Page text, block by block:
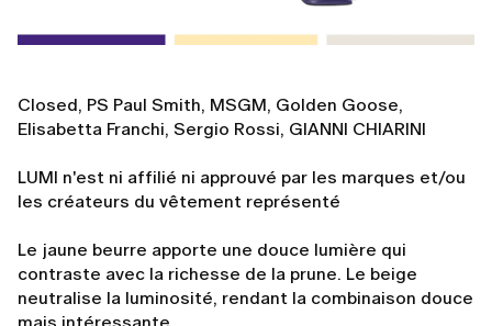
Closed, PS Paul Smith, MSGM, Golden Goose,
Elisabetta Franchi, Sergio Rossi, GIANNI CHIARINI
LUMI n'est ni affilié ni approuvé par les marques et/ou
les créateurs du vêtement représenté
Le jaune beurre apporte une douce lumière qui
contraste avec la richesse de la prune. Le beige
neutralise la luminosité, rendant la combinaison douce
mais intéressante.